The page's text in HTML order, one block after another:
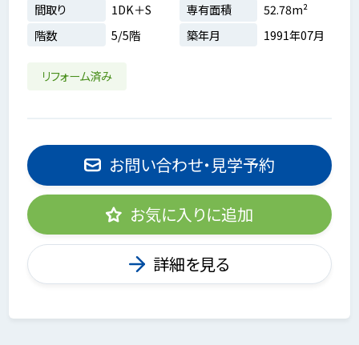
間取り
1DK＋S 専有面積
52.78m²
階数
5/5階 築年月 1991年07月
リフォーム済み
お問い合わせ・見学予約
お気に入りに追加
詳細を見る